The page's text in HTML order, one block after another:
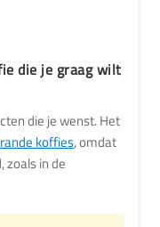
die je graag wilt
die je wenst. Het
koffies, omdat
zoals in de